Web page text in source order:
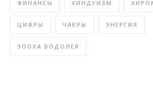
ФИНАНСЫ ХИНДУИЗМ
ЦИФРЫ ЧАКРЫ ЭНЕРГИЯ
ЭПОХА ВОДОЛЕЯ